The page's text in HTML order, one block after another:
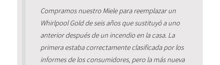
Compramos nuestro Miele para reemplazar un
Whirlpool Gold de seis años que sustituyó a uno
anterior después de un incendio en la casa. La
primera estaba correctamente clasificada por los
informes de los consumidores, pero la más nueva